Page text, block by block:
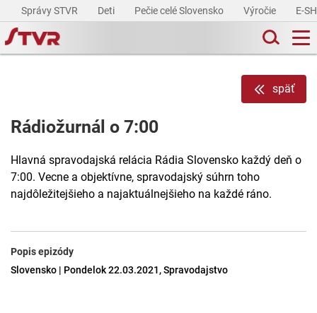
Správy STVR Deti Pečie celé Slovensko Výročie E-
späť
Rádiožurnál o 7:00
Hlavná spravodajská relácia Rádia Slovensko každý deň o
7:00. Vecne a objektívne, spravodajský súhrn toho
najdôležitejšieho a najaktuálnejšieho na každé ráno.
Popis epizódy
Slovensko | Pondelok 22.03.2021, Spravodajstvo